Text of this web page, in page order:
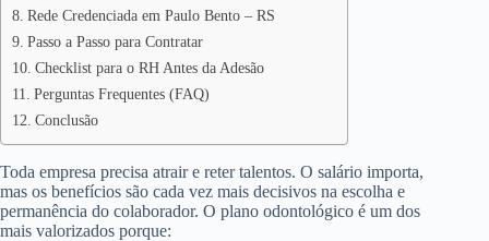
Rede Credenciada em Paulo Bento – RS
Passo a Passo para Contratar
Checklist para o RH Antes da Adesão
Perguntas Frequentes (FAQ)
Conclusão
Toda empresa precisa atrair e reter talentos. O salário importa,
mas os benefícios são cada vez mais decisivos na escolha e
permanência do colaborador. O plano odontológico é um dos
mais valorizados porque: